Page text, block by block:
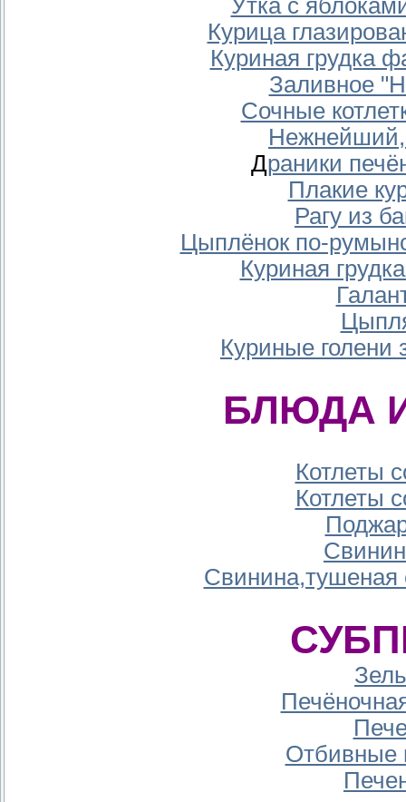
Утка с
Курица
Куриная грудка
Заливное
Сочные
Драники
Плакие
Рагу из
Цыплёнок по-
Куриная
Куриные голени
БЛЮДА
Котлеты
Котлеты
Отбивные